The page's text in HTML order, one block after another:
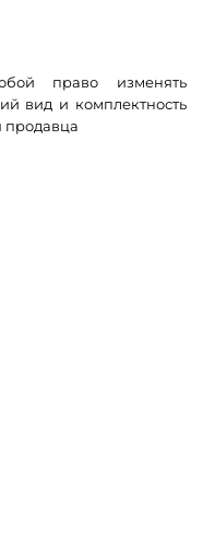
право изменять
вид и комплектность
продавца